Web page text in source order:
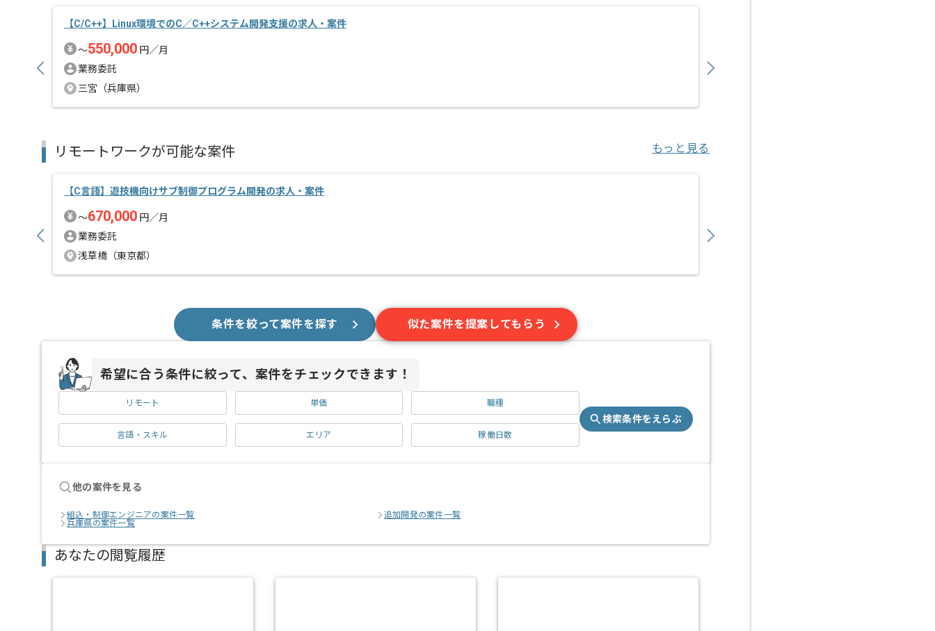
【C/C++】Linux環境でのC／C++システム開発支援の求人・案件
〜550,000 円／月
業務委託
三宮（兵庫県）
リモートワークが可能な案件 もっと見る
【C言語】遊技機向けサブ制御プログラム開発の求人・案件
〜670,000 円／月
業務委託
浅草橋（東京都）
条件を絞って案件を探す 似た案件を提案してもらう
希望に合う条件に絞って、案件をチェックできます！
リモート 単価 職種
言語・スキル エリア 稼働日数
検索条件をえらぶ
他の案件を見る
組込・制御エンジニアの案件一覧
追加開発の案件一覧
兵庫県の案件一覧
あなたの閲覧履歴